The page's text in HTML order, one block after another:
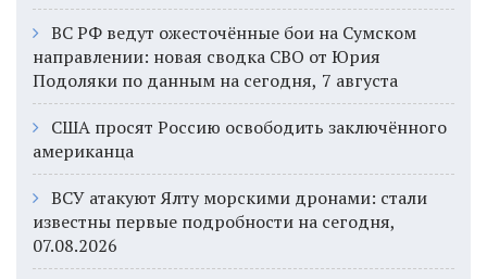
ВС РФ ведут ожесточённые бои на Сумском
направлении: новая сводка СВО от Юрия
Подоляки по данным на сегодня, 7 августа
США просят Россию освободить заключённого
американца
ВСУ атакуют Ялту морскими дронами: стали
известны первые подробности на сегодня,
07.08.2026